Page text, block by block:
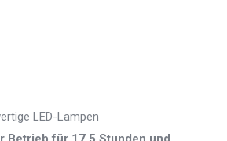
LED-Lampen